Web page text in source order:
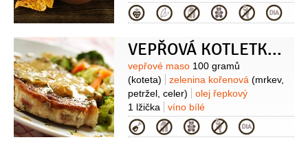
limetková (z 1 limetky)
paprička chilli
červená1 kus pepř(čersvě
Kategorie
VEPŘOVÁ KOTLETKA NA ZELENINĚ
Suroviny
vepřové maso 100 gramů
(koteta)
zelenina kořenová (mrkev,
petržel, celer)
olej řepkový
1 lžička
víno bílé
100 mililitrů
sůl pepř bulgur
Kategorie